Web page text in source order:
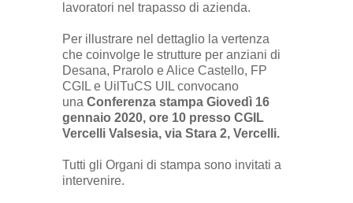
lavoratori nel trapasso di azienda.
Per illustrare nel dettaglio la vertenza
che coinvolge le strutture per anziani di
Desana, Prarolo e Alice Castello, FP
CGIL e UilTuCS UIL convocano
una Conferenza stampa Giovedì 16
gennaio 2020, ore 10 presso CGIL
Vercelli Valsesia, via Stara 2, Vercelli.
Tutti gli Organi di stampa sono invitati a
intervenire.